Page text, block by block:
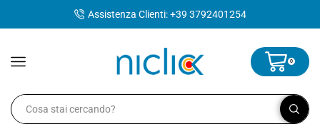
Assistenza Clienti: +39 3792401254
0